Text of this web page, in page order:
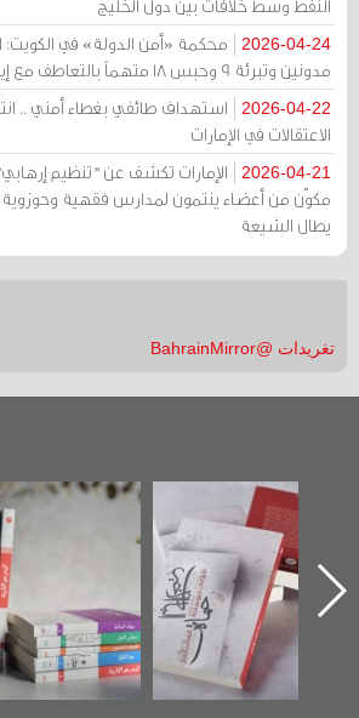
النفط وسط خلافات بين دول الخليج
2026-04-24
مدونين وتبرئة 9 وحبس 18 متهماً بالتعاطف مع إيران
2026-04-22
استهداف طائفي بغطاء أمني ..
الاعتقالات في الإمارات
2026-04-21
الإمارات تكشف عن "تنظيم
مكوّن من أعضاء ينتمون لمدارس فقهية
يطال الشيعة
تغريدات @BahrainMirror
"حماة الباب الأخير":
الإصدار الأول عن
اعتصام الدراز
وأحداث ساحة
الفداء لمركز أوال
للدراسات والتوثيق
تصنيف
للوثائق
يقدمه «مركز
كتب